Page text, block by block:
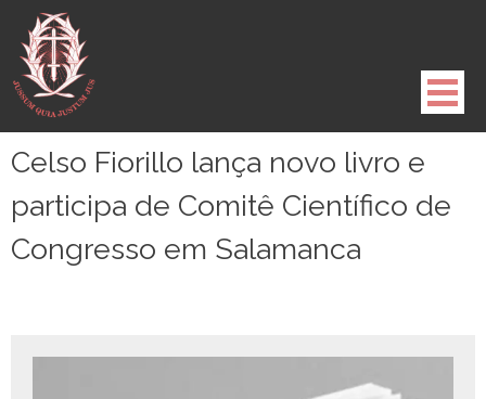
para
conteúdo
Celso Fiorillo lança novo livro e
participa de Comitê Científico de
Congresso em Salamanca